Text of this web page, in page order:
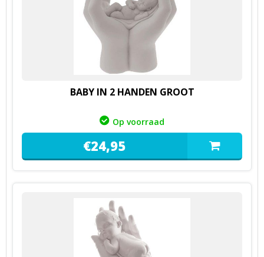
BABY IN 2 HANDEN GROOT
Op voorraad
€24,95